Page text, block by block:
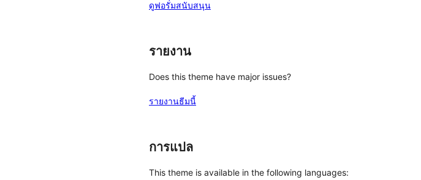
ดูฟอรั่มสนับสนุน
รายงาน
Does this theme have major issues?
รายงานธีมนี้
การแปล
This theme is available in the following languages: